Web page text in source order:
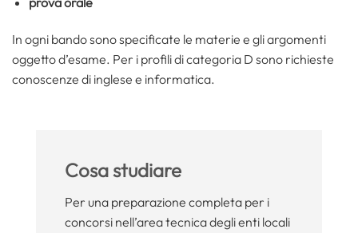
In ogni bando sono specificate le materie e gli argomenti
oggetto d’esame. Per i profili di categoria D sono richieste
conoscenze di inglese e informatica.
Cosa studiare
Per una preparazione completa per i
concorsi nell’area tecnica degli enti locali